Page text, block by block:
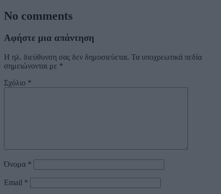
No comments
Αφήστε μια απάντηση
Η ηλ. διεύθυνση σας δεν δημοσιεύεται. Τα υποχρεωτικά πεδία
σημειώνονται με *
Σχόλιο *
Όνομα *
Email *